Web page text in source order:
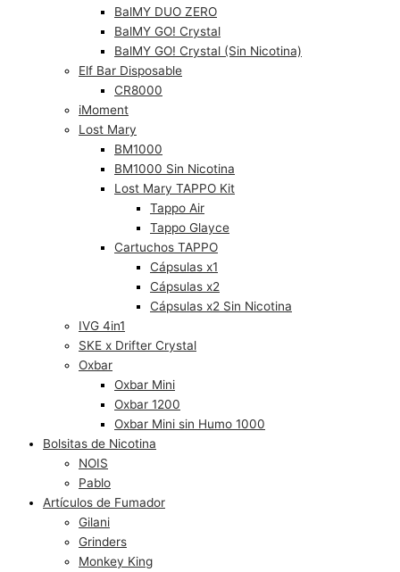
BalMY DUO ZERO
BalMY GO! Crystal
BalMY GO! Crystal (Sin Nicotina)
Elf Bar Disposable
CR8000
iMoment
Lost Mary
BM1000
BM1000 Sin Nicotina
Lost Mary TAPPO Kit
Tappo Air
Tappo Glayce
Cartuchos TAPPO
Cápsulas x1
Cápsulas x2
Cápsulas x2 Sin Nicotina
IVG 4in1
SKE x Drifter Crystal
Oxbar
Oxbar Mini
Oxbar 1200
Oxbar Mini sin Humo 1000
Bolsitas de Nicotina
NOIS
Pablo
Artículos de Fumador
Gilani
Grinders
Monkey King